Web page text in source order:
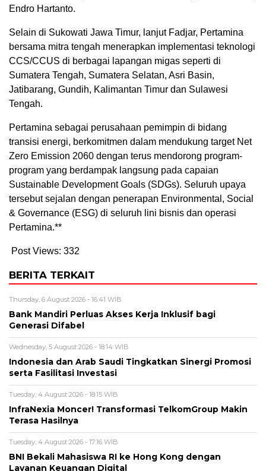
Endro Hartanto.
Selain di Sukowati Jawa Timur, lanjut Fadjar, Pertamina
bersama mitra tengah menerapkan implementasi teknologi
CCS/CCUS di berbagai lapangan migas seperti di
Sumatera Tengah, Sumatera Selatan, Asri Basin,
Jatibarang, Gundih, Kalimantan Timur dan Sulawesi
Tengah.
Pertamina sebagai perusahaan pemimpin di bidang
transisi energi, berkomitmen dalam mendukung target Net
Zero Emission 2060 dengan terus mendorong program-
program yang berdampak langsung pada capaian
Sustainable Development Goals (SDGs). Seluruh upaya
tersebut sejalan dengan penerapan Environmental, Social
& Governance (ESG) di seluruh lini bisnis dan operasi
Pertamina.**
Post Views: 332
BERITA TERKAIT
Thursday, 6 August 2026 - 16:41 WIB
Bank Mandiri Perluas Akses Kerja Inklusif bagi
Generasi Difabel
Wednesday, 5 August 2026 - 18:14 WIB
Indonesia dan Arab Saudi Tingkatkan Sinergi Promosi
serta Fasilitasi Investasi
Tuesday, 4 August 2026 - 18:15 WIB
InfraNexia Moncer! Transformasi TelkomGroup Makin
Terasa Hasilnya
Tuesday, 4 August 2026 - 17:16 WIB
BNI Bekali Mahasiswa RI ke Hong Kong dengan
Layanan Keuangan Digital